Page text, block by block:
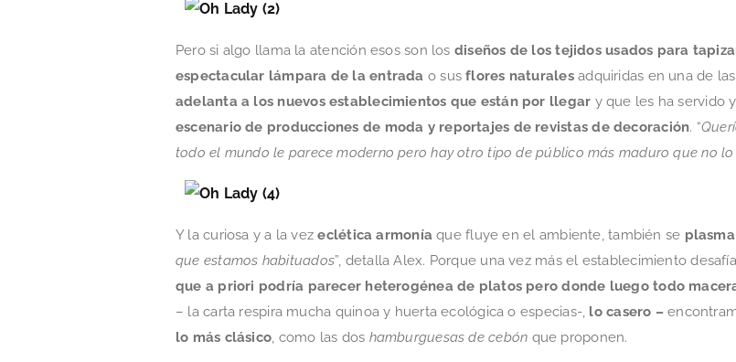
Pero si algo llama la atención esos son los diseños de los tejidos usados para
espectacular lámpara de la entrada o sus flores naturalesadquiridas en una de
adelanta a los nuevos establecimientos que están por llegar y que les ha servido
escenario de producciones de moda y reportajes de revistas de decoración. “
todo el mundo le parece moderno pero hay otro tipo de público más maduro que no lo
Y la curiosa y a la vezeclética armonía que fluye en el ambiente, también se
que estamos habituados”, detalla Alex. Porque una vez más el establecimiento
que a priori podría parecer heterogénea de platos pero donde luego todo
– la carta respira mucha quinoa y huerta ecológica o especias-, lo casero –
lo más clásico, como las dos hamburguesas de cebón que proponen.